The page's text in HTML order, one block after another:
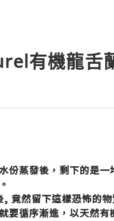
有機龍舌
份蒸發後，剩下的是
竟然留下這樣恐怖的
要循序漸進，以天然